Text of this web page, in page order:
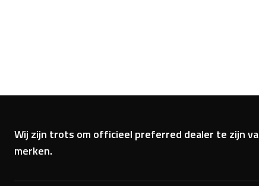
Wij zijn trots om officieel preferred dealer te zijn
merken.